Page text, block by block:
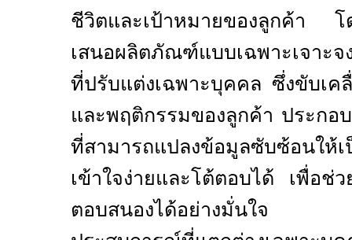
ชีวิตและเป้าหมายของลูกค้า โ
เสนอผลิตภัณฑ์แบบเฉพาะเจาะ
ที่ปรับแต่งเฉพาะบุคคล ซึ่งขับเค
และพฤติกรรมของลูกค้า ประกอ
ที่สามารถแปลงข้อมูลซับซ้อนให้
เข้าใจง่ายและโต้ตอบได้ เพื่อช่
ตอบสนองได้อย่างมั่นใจ